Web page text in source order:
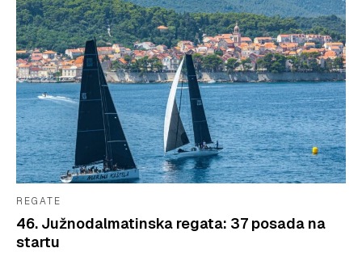
REGATE
46. Južnodalmatinska regata: 37 posada na
startu